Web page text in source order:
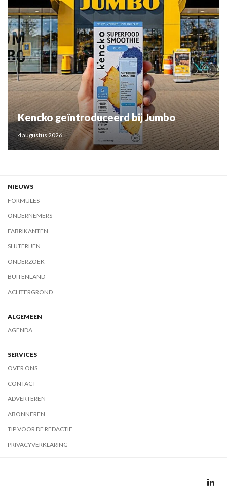
Kencko geïntroduceerd bij Jumbo
4 augustus 2026
NIEUWS
FORMULES
ONDERNEMERS
FABRIKANTEN
SLIJTERIJEN
ONDERZOEK
BUITENLAND
ACHTERGROND
ALGEMEEN
AGENDA
SERVICES
OVER ONS
CONTACT
ADVERTEREN
ABONNEREN
TIP VOOR DE REDACTIE
PRIVACYVERKLARING